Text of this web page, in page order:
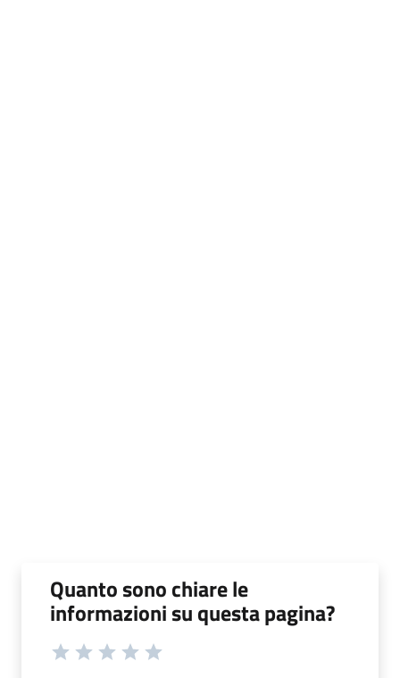
Quanto sono chiare le
informazioni su questa pagina?